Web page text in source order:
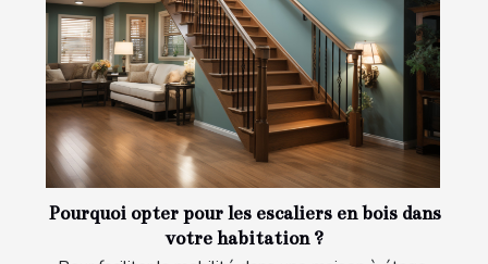
Pourquoi opter pour les escaliers en bois dans
votre habitation ?